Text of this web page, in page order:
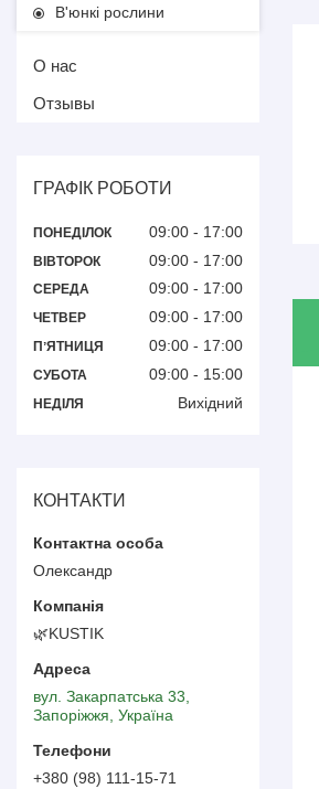
В'юнкі рослини
О нас
Отзывы
ГРАФІК РОБОТИ
ПОНЕДІЛОК 09:00 17:00
ВІВТОРОК 09:00 17:00
СЕРЕДА 09:00 17:00
ЧЕТВЕР 09:00 17:00
ПʼЯТНИЦЯ 09:00 17:00
СУБОТА 09:00 15:00
НЕДІЛЯ Вихідний
КОНТАКТИ
Олександр
🌿KUSTIK
вул. Закарпатська 33,
Запоріжжя, Україна
+380 (98) 111-15-71